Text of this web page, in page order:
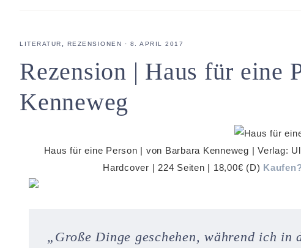
LITERATUR REZENSIONEN · 8. APRIL 2017
Rezension | Haus für eine
Kenneweg
Haus für eine Person | von Barbara Kenneweg | Verlag:
Hardcover | 224 Seiten | 18,00€ (D)
„Große Dinge geschehen, während ich in